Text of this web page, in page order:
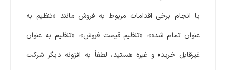
یا انجام برخی اقدامات مربوط به فروش مانند «تنظیم به
عنوان تمام شده»، «تنظیم قیمت فروش»، «تنظیم به عنوان
غیرقابل خرید» و غیره هستید، لطفاً به افزونه دیگر شرکت